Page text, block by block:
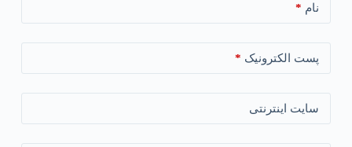
نام *
پست الکترونیک *
سایت اینترنتی